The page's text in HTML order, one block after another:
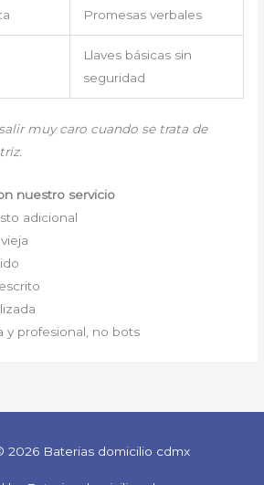
Promesas verbales
Llaves básicas sin
seguridad
muy caro cuando se trata de
nuestro servicio
adicional
y profesional, no bots
2026 Baterias domicilio cdmx